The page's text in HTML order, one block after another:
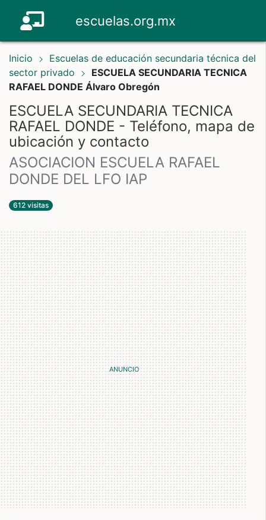
escuelas.org.mx
Inicio
Escuelas de educación secundaria técnica del
sector privado
ESCUELA SECUNDARIA TECNICA
RAFAEL DONDE Álvaro Obregón
ESCUELA SECUNDARIA TECNICA
RAFAEL DONDE - Teléfono, mapa de
ubicación y contacto
ASOCIACION ESCUELA RAFAEL
DONDE DEL LFO IAP
612 visitas